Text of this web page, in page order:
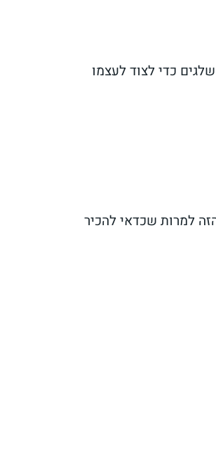
כדי לצוד לעצמו
למרות שכדאי להכיר